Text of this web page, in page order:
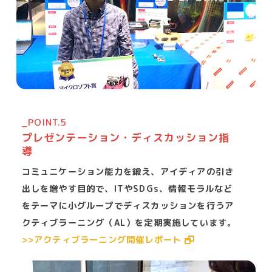
_POINT.5
プレゼンテーション・ディスカッション指
導
コミュニケーション能力を鍛え、アイディアの引き
出しを増やす目的で、ITやSDGs、情報モラルなど
をテーマに小グループでディスカッションを行うア
クティブラーニング（AL）を定期実施しています。
>>アクティブラーニング開催レポート